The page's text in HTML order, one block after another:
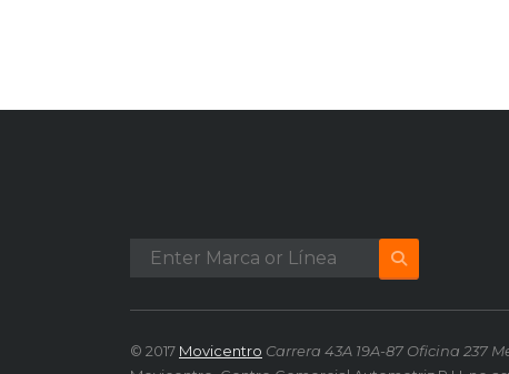
© 2017 Movicentro Carrera 43A 19A-87 Oficina 237